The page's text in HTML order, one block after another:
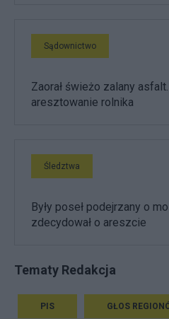
Sądownictwo
Zaorał świeżo zalany
aresztowanie rolnika
Śledztwa
Były poseł podejrzany o
zdecydował o areszcie
Tematy Redakcja
PIS GŁOS